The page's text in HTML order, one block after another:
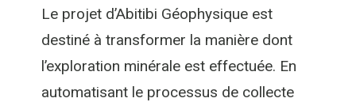
Le projet d’Abitibi Géophysique est
destiné à transformer la manière dont
l’exploration minérale est effectuée. En
automatisant le processus de collecte